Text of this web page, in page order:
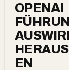
OPENAI
EN